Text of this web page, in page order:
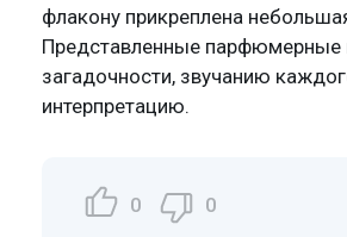
флакону прикреплена
Представленные парфюмерные
загадочности, звучанию
интерпретацию.
0 0